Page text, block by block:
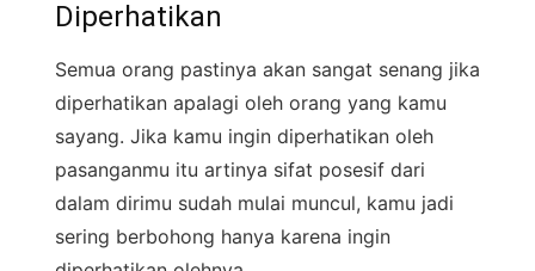
Diperhatikan
Semua orang pastinya akan sangat senang jika
diperhatikan apalagi oleh orang yang kamu
sayang. Jika kamu ingin diperhatikan oleh
pasanganmu itu artinya sifat posesif dari
dalam dirimu sudah mulai muncul, kamu jadi
sering berbohong hanya karena ingin